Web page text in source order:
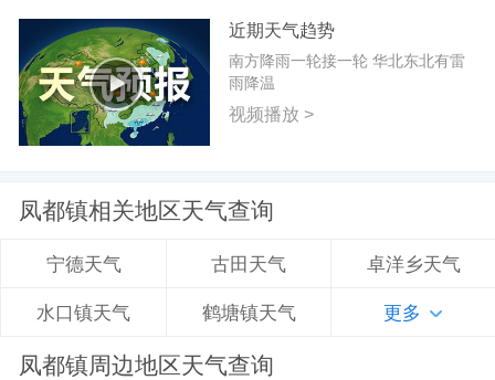
近期天气趋势
南方降雨一轮接一轮 华北东北有雷
雨降温
视频播放 >
凤都镇相关地区天气查询
宁德天气 古田天气 卓洋乡天气
水口镇天气 鹤塘镇天气 更多
凤都镇周边地区天气查询